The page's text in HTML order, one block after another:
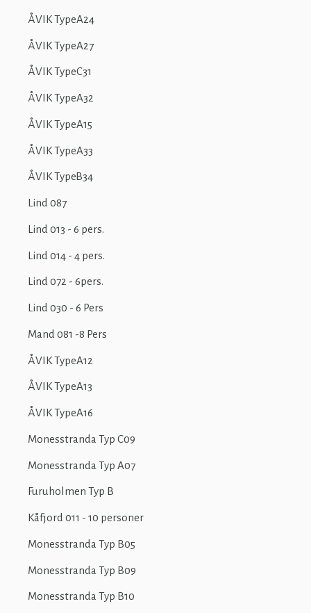
ÅVIK TypeA24
ÅVIK TypeA27
ÅVIK TypeC31
ÅVIK TypeA32
ÅVIK TypeA15
ÅVIK TypeA33
ÅVIK TypeB34
Lind 087
Lind 013 - 6 pers.
Lind 014 - 4 pers.
Lind 072 - 6pers.
Lind 030 - 6 Pers
Mand 081 -8 Pers
ÅVIK TypeA12
ÅVIK TypeA13
ÅVIK TypeA16
Monesstranda Typ C09
Monesstranda Typ A07
Furuholmen Typ B
Kåfjord 011 - 10 personer
Monesstranda Typ B05
Monesstranda Typ B09
Monesstranda Typ B10